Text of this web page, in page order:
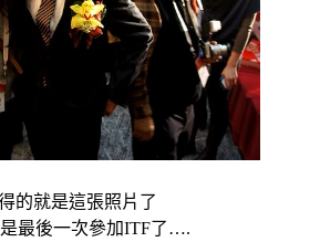
的就是這張照片了
最後一次參加ITF了….